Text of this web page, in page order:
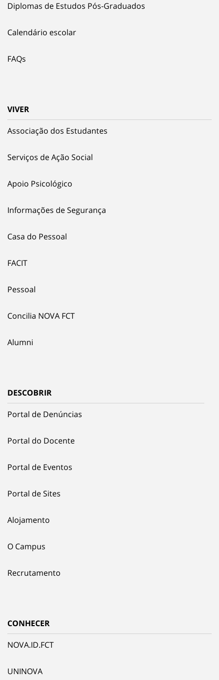
Diplomas de Estudos Pós-Graduados
Calendário escolar
FAQs
VIVER
Associação dos Estudantes
Serviços de Ação Social
Apoio Psicológico
Informações de Segurança
Casa do Pessoal
FACIT
Pessoal
Concilia NOVA FCT
Alumni
DESCOBRIR
Portal de Denúncias
Portal do Docente
Portal de Eventos
Portal de Sites
Alojamento
O Campus
Recrutamento
CONHECER
NOVA.ID.FCT
UNINOVA